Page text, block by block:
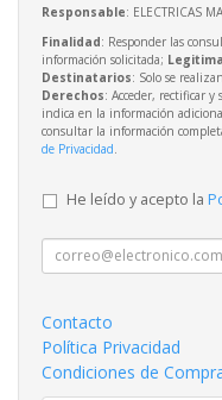
Responsable: ELECTRICAS
Finalidad: Responder las
información solicitada;
Destinatarios: Solo se
Derechos: Acceder, rectificar y
indica en la información
consultar la información
de Privacidad
He leído y acepto la
Contacto
Política Privacidad
Condiciones de